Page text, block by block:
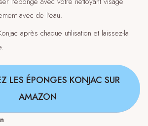
avec de l’eau.
après chaque utilisation et laissez-la
LES ÉPONGES KONJAC SUR
AMAZON